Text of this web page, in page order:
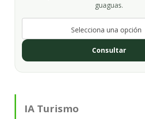
guaguas.
Selecciona una opción
Consultar
IA Turismo